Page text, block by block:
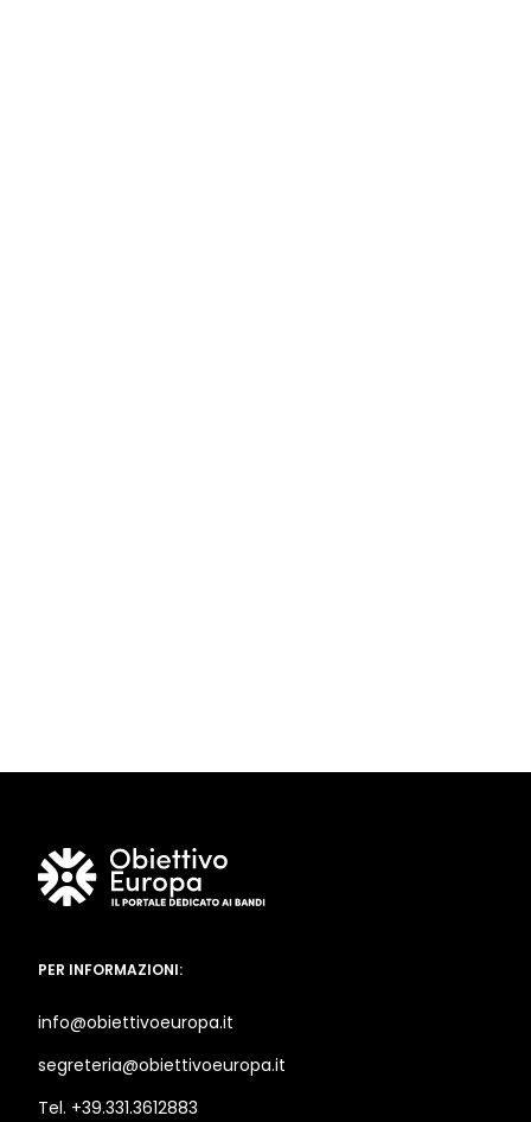
PER INFORMAZIONI:
info@obiettivoeuropa.it
segreteria@obiettivoeuropa.it
Tel. +39.331.3612883